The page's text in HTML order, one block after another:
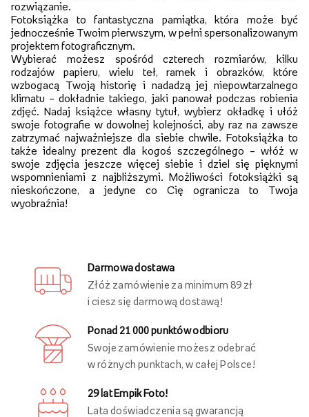
rozwiązanie.
Fotoksiążka to fantastyczna pamiątka, która może być
jednocześnie Twoim pierwszym, w pełni spersonalizowanym
projektem fotograficznym.
Wybierać możesz spośród czterech rozmiarów, kilku
rodzajów papieru, wielu teł, ramek i obrazków, które
wzbogacą Twoją historię i nadadzą jej niepowtarzalnego
klimatu – dokładnie takiego, jaki panował podczas robienia
zdjęć. Nadaj książce własny tytuł, wybierz okładkę i ułóż
swoje fotografie w dowolnej kolejności, aby raz na zawsze
zatrzymać najważniejsze dla siebie chwile. Fotoksiążka to
także idealny prezent dla kogoś szczególnego – włóż w
swoje zdjęcia jeszcze więcej siebie i dziel się pięknymi
wspomnieniami z najbliższymi. Możliwości fotoksiążki są
nieskończone, a jedyne co Cię ogranicza to Twoja
wyobraźnia!
Darmowa dostawa
Złóż zamówienie za minimum 89 zł
i ciesz się darmową dostawą!
Ponad 21 000 punktów odbioru
Swoje zamówienie możesz odebrać
w różnych punktach, w całej Polsce!
29 lat Empik Foto!
Lata doświadczenia są gwarancją